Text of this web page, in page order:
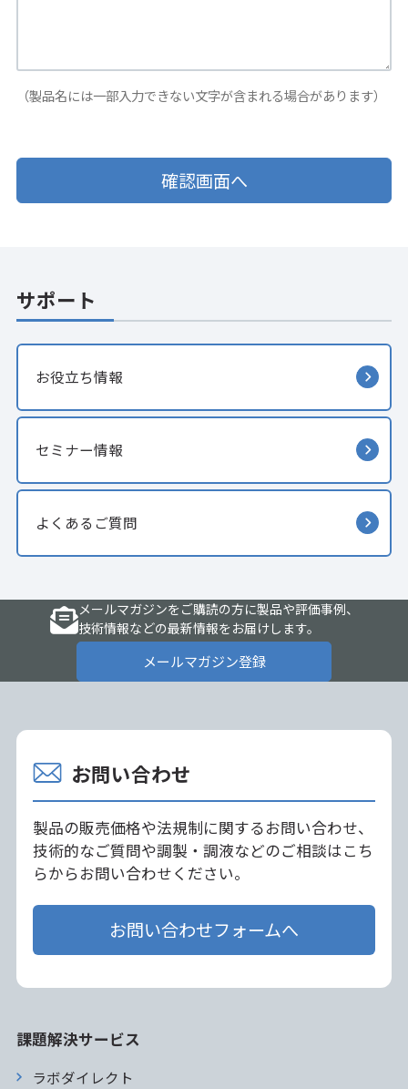
（製品名には一部入力できない文字が含まれる場合があります）
サポート
お役立ち情報
セミナー情報
よくあるご質問
メールマガジンをご購読の方に製品や評価事例、
技術情報などの最新情報をお届けします。
メールマガジン登録
お問い合わせ
製品の販売価格や法規制に関するお問い合わせ、
技術的なご質問や調製・調液などのご相談はこち
らからお問い合わせください。
お問い合わせフォームへ
課題解決サービス
ラボダイレクト